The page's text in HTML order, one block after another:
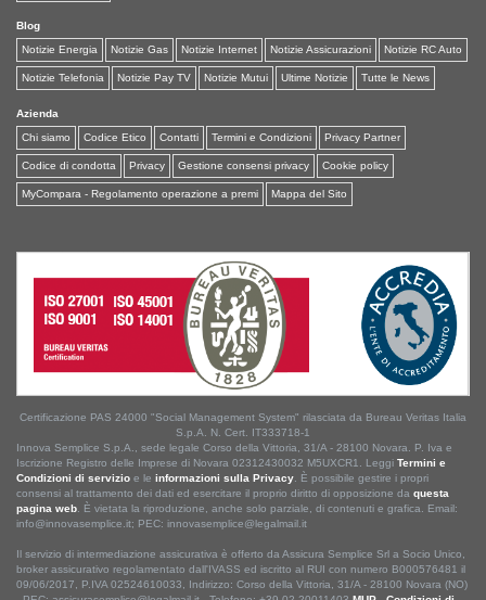
Blog
Notizie Energia
Notizie Gas Notizie Internet Notizie Assicurazioni Notizie RC Auto
Notizie Telefonia Notizie Pay TV Notizie Mutui Ultime Notizie Tutte le News
Azienda
Chi siamo
Codice Etico Contatti Termini e Condizioni Privacy Partner
Codice di condotta Privacy Gestione consensi privacy Cookie policy
MyCompara - Regolamento operazione a premi Mappa del Sito
Certificazione PAS 24000 "Social Management System" rilasciata da Bureau Veritas Italia
S.p.A. N. Cert. IT333718-1
Innova Semplice S.p.A., sede legale Corso della Vittoria, 31/A - 28100 Novara. P. Iva e
Iscrizione Registro delle Imprese di Novara 02312430032 M5UXCR1. Leggi Termini e
Condizioni di servizio e le informazioni sulla Privacy . È possibile gestire i propri
consensi al trattamento dei dati ed esercitare il proprio diritto di opposizione da questa
pagina web . È vietata la riproduzione, anche solo parziale, di contenuti e grafica. Email:
info@innovasemplice.it; PEC: innovasemplice@legalmail.it
Il servizio di intermediazione assicurativa è offerto da Assicura Semplice Srl a Socio Unico,
broker assicurativo regolamentato dall'IVASS ed iscritto al RUI con numero B000576481 il
09/06/2017, P.IVA 02524610033, Indirizzo: Corso della Vittoria, 31/A - 28100 Novara (NO)